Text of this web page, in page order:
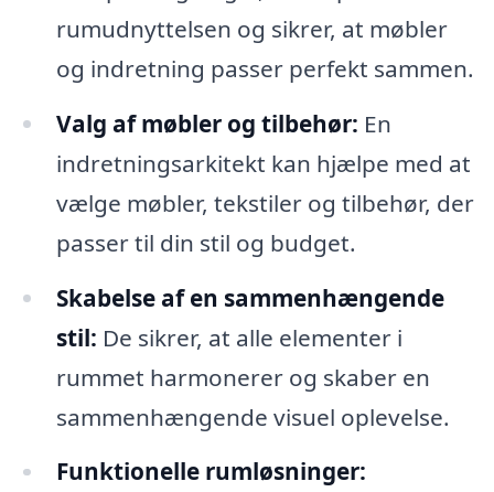
rumudnyttelsen og sikrer, at møbler
og indretning passer perfekt sammen.
Valg af møbler og tilbehør: En
indretningsarkitekt kan hjælpe med at
vælge møbler, tekstiler og tilbehør, der
passer til din stil og budget.
Skabelse af en sammenhængende
stil: De sikrer, at alle elementer i
rummet harmonerer og skaber en
sammenhængende visuel oplevelse.
Funktionelle rumløsninger: